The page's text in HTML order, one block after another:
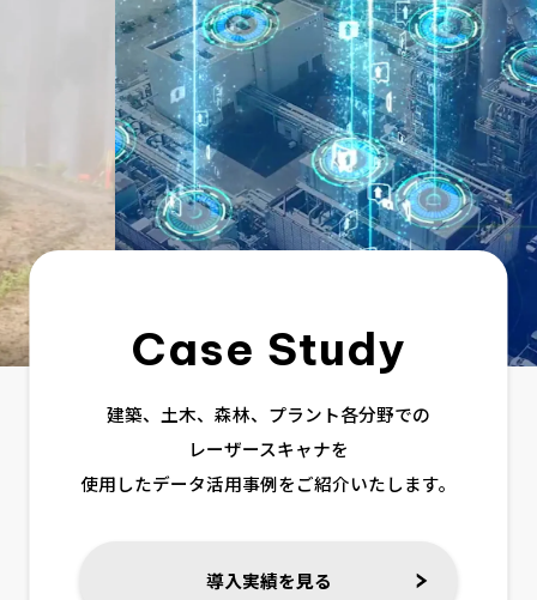
Case Study
建築、土木、森林、プラント各分野での
レーザースキャナを
使用したデータ活用事例をご紹介いたします。
導入実績を見る